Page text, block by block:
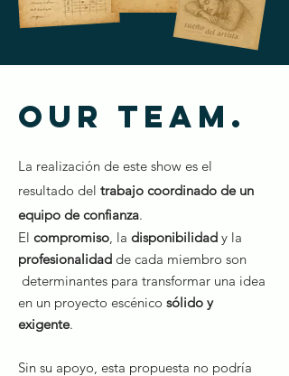
Our Team.
La realización de este show es el
resultado del trabajo coordinado de un
equipo de confianza.
El compromiso, la disponibilidad y la
profesionalidad de cada miembro son
determinantes para transformar una idea
en un proyecto escénico sólido y
exigente.
Sin su apoyo, esta propuesta no podría